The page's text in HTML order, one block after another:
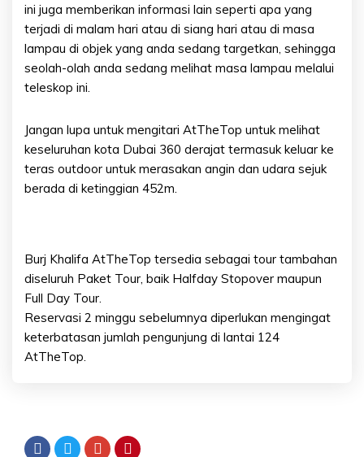
ini juga memberikan informasi lain seperti apa yang
terjadi di malam hari atau di siang hari atau di masa
lampau di objek yang anda sedang targetkan, sehingga
seolah-olah anda sedang melihat masa lampau melalui
teleskop ini.
Jangan lupa untuk mengitari AtTheTop untuk melihat
keseluruhan kota Dubai 360 derajat termasuk keluar ke
teras outdoor untuk merasakan angin dan udara sejuk
berada di ketinggian 452m.
Burj Khalifa AtTheTop tersedia sebagai tour tambahan
diseluruh Paket Tour, baik Halfday Stopover maupun
Full Day Tour.
Reservasi 2 minggu sebelumnya diperlukan mengingat
keterbatasan jumlah pengunjung di lantai 124
AtTheTop.